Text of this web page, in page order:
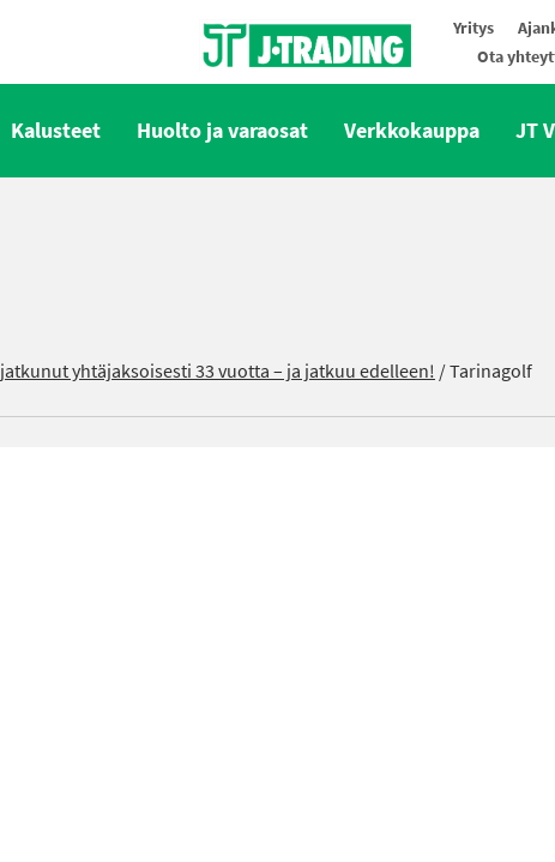
Yritys
Ota
Kalusteet Huolto ja varaosat Verkkokauppa JT
yhtäjaksoisesti 33 vuotta – ja jatkuu edelleen! /Tarinagolf